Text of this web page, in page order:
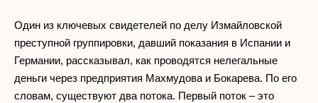
Один из ключевых свидетелей по делу Измайловской
преступной группировки, давший показания в Испании и
Германии, рассказывал, как проводятся нелегальные
деньги через предприятия Махмудова и Бокарева. По его
словам, существуют два потока. Первый поток – это